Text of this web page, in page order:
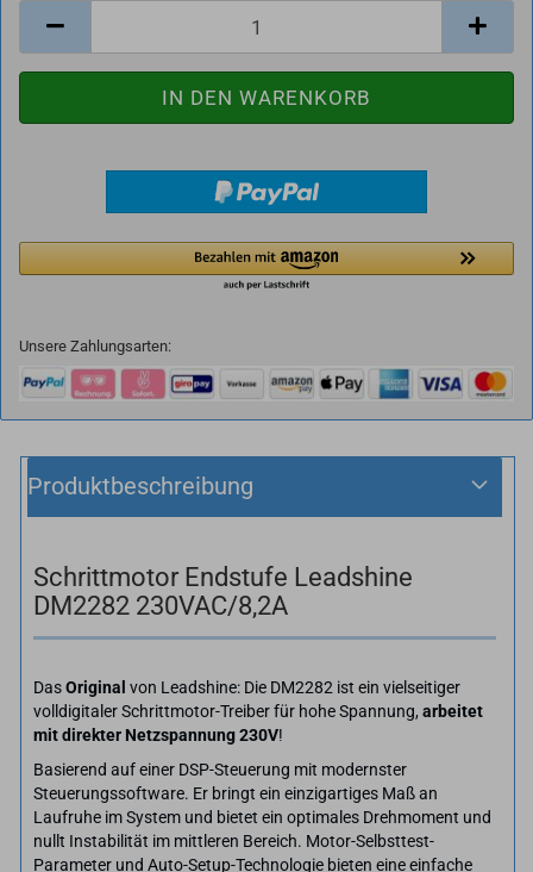
Unsere Zahlungsarten:
Produktbeschreibung
Schrittmotor Endstufe Leadshine
DM2282 230VAC/8,2A
DasOriginal von Leadshine: Die DM2282 ist ein vielseitiger
volldigitaler Schrittmotor-Treiber für hohe Spannung, arbeitet
mit direkter Netzspannung 230V!
Basierend auf einer DSP-Steuerung mit modernster
Steuerungssoftware. Er bringt ein einzigartiges Maß an
Laufruhe im System und bietet ein optimales Drehmoment und
nullt Instabilität im mittleren Bereich. Motor-Selbsttest-
Parameter und Auto-Setup-Technologie bieten eine einfache